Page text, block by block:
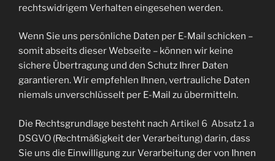
rechtswidrigem Verhalten eingesehen werden.
Wenn Sie uns persönliche Daten per E-Mail schicken –
somit abseits dieser Webseite – können wir keine
sichere Übertragung und den Schutz Ihrer Daten
garantieren. Wir empfehlen Ihnen, vertrauliche Daten
niemals unverschlüsselt per E-Mail zu übermitteln.
Die Rechtsgrundlage besteht nach Artikel 6 Absatz 1 a
DSGVO (Rechtmäßigkeit der Verarbeitung) darin, dass
Sie uns die Einwilligung zur Verarbeitung der von Ihnen